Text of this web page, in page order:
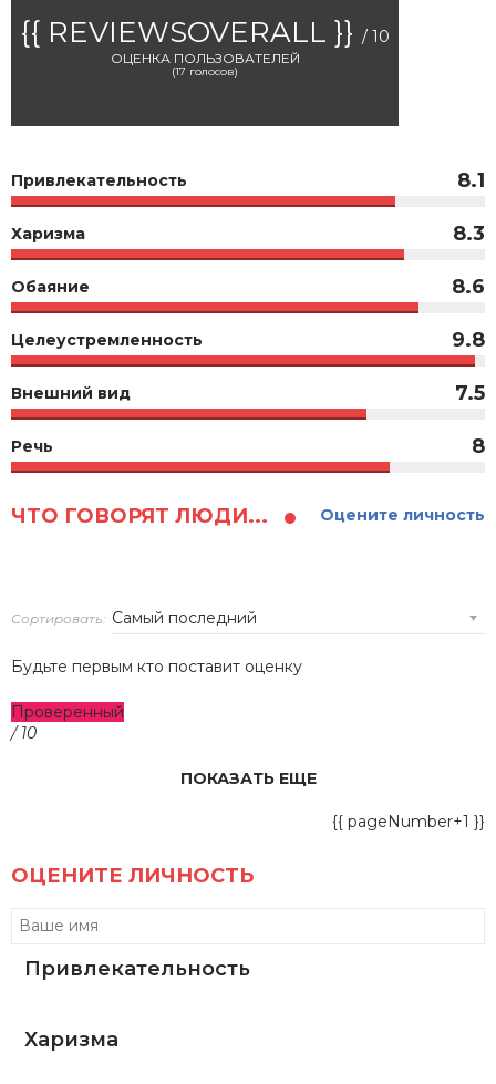
{{ REVIEWSOVERALL }} / 10
ОЦЕНКА ПОЛЬЗОВАТЕЛЕЙ
(17 голосов)
Привлекательность 8.1
Харизма 8.3
Обаяние 8.6
Целеустремленность 9.8
Внешний вид 7.5
Речь 8
ЧТО ГОВОРЯТ ЛЮДИ... Оцените личность
Сортировать:
Будьте первым кто поставит оценку
Проверенный
/ 10
ПОКАЗАТЬ ЕЩЕ
{{ pageNumber+1 }}
ОЦЕНИТЕ ЛИЧНОСТЬ
Привлекательность
Харизма